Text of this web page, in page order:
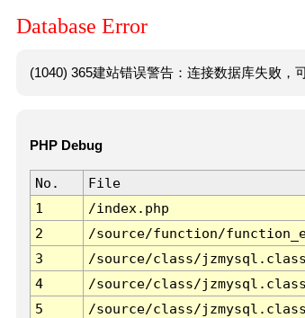
Database Error
(1040) 365建站错误警告：连接数据库失败，
PHP Debug
No. File
1
/index.php
2
/source/function/
3
/source/class/
4
/source/class/
5
/source/class/